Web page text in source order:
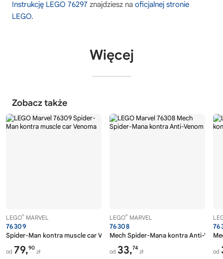
Instrukcję LEGO 76297 znajdziesz na oficjalnej stronie
LEGO.
Więcej
Zobacz także
LEGO® MARVEL
76309
Spider-Man kontra muscle car Venoma
od 79,90
zł
LEGO® MARVEL
76308
Mech Spider-Mana kontra Anti-
od 33,74
zł od